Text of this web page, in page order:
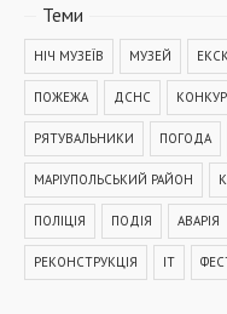
Теми
НІЧ МУЗЕЇВ МУЗЕЙ
ПОЖЕЖА ДСНС
РЯТУВАЛЬНИКИ ПОГОДА
МАРІУПОЛЬСЬКИЙ РАЙОН
ПОЛІЦІЯ ПОДІЯ АВАРІЯ
РЕКОНСТРУКЦІЯ IT